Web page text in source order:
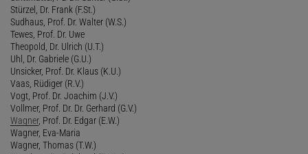
Stürzel, Dr. Frank (F.St.)
Sudhaus, Prof. Dr. Walter (W.S.)
Tewes, Prof. Dr. Uwe
Theopold, Dr. Ulrich (U.T.)
Uhl, Dr. Gabriele (G.U.)
Unsicker, Prof. Dr. Klaus (K.U.)
Vaas, Rüdiger (R.V.)
Vogt, Prof. Dr. Joachim (J.V.)
Vollmer, Prof. Dr. Dr. Gerhard (G.V.)
Wagner, Prof. Dr. Edgar (E.W.)
Wagner, Eva-Maria
Wagner, Thomas (T.W.)